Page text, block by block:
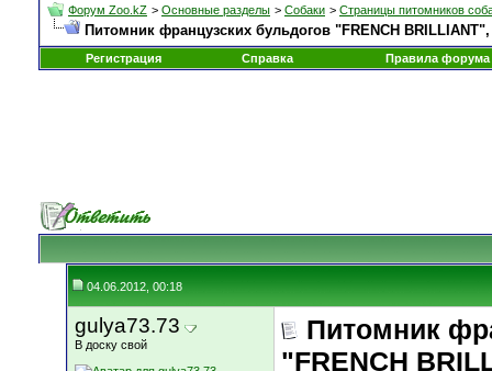
Форум Zoo.kZ > Основные разделы > Собаки > Страницы питомников
Питомник французских бульдогов "FRENCH BRILLIANT",
Регистрация Справка Правила форума
04.06.2012, 00:18
gulya73.73
В доску свой
Питомник
"FRENCH